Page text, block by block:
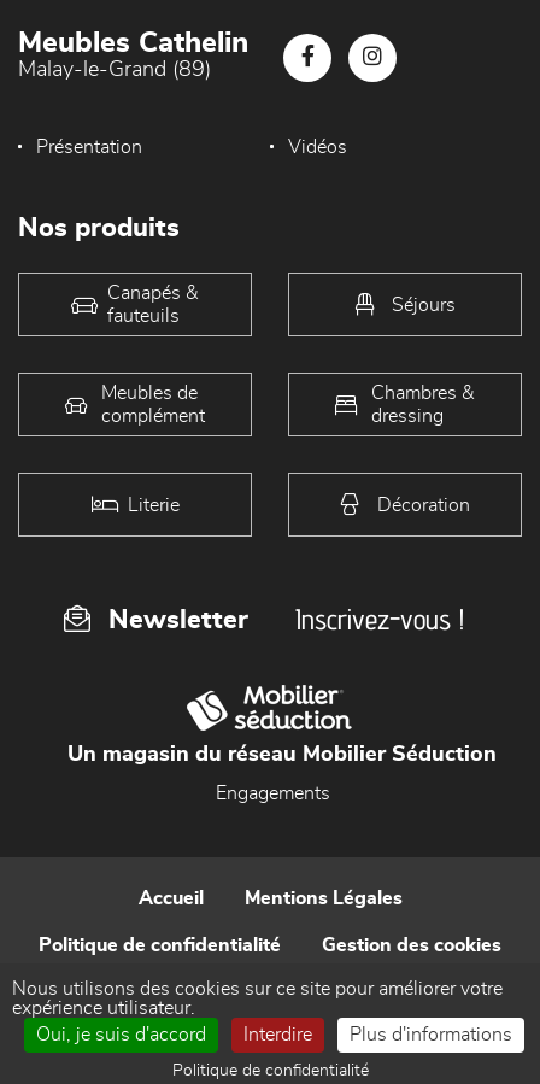
Meubles Cathelin
Malay-le-Grand (89)
Présentation Vidéos
Nos produits
Canapés &
fauteuils
Séjours
Meubles de
complément
Chambres &
dressing
Literie Décoration
Newsletter Inscrivez-vous !
Un magasin du réseau Mobilier Séduction
Engagements
Accueil Mentions Légales
Politique de confidentialité Gestion des cookies
Contact
Réalisé par WEB Enseignes
Nous utilisons des cookies sur ce site pour améliorer votre
expérience utilisateur.
Oui, je suis d'accord
Interdire Plus d'informations
Politique de confidentialité